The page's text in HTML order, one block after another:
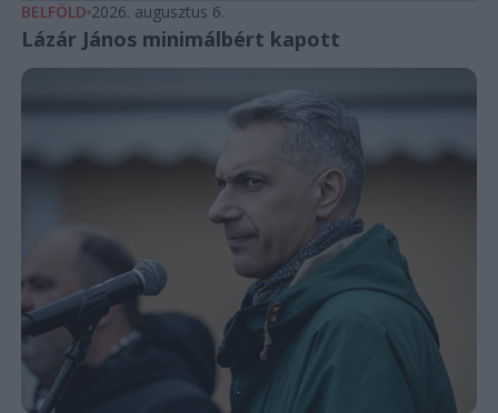
BELFÖLD 2026. augusztus 6.
Lázár János minimálbért kapott